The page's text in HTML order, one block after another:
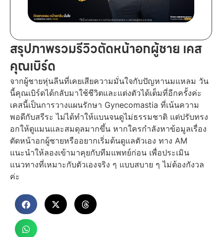
สรุปภาพรวมรีวิวตัดหน้าอกผู้ชาย เคส
คุณเบิร์ด
จากผู้ชายหุ่นลีนที่เคยเสียความมั่นใจกับปัญหานมแหลม วัน
นี้คุณเบิร์ดได้กลับมาใช้ชีวิตและแต่งตัวได้เต็มที่อีกครั้งค่ะ
เคสนี้เป็นการวางแผนรักษา Gynecomastia ที่เน้นความ
พอดีกับสรีระ ไม่ได้ทำให้แบนจนดูไม่ธรรมชาติ แต่ปรับทรง
อกให้ดูแมนและสมดุลมากขึ้น หากใครกำลังหาข้อมูลเรื่อง
ตัดหน้าอกผู้ชายหรืออยากเริ่มต้นดูแลตัวเอง ทาง AM
แนะนำให้ลองเข้ามาคุยกับทีมแพทย์ก่อน เพื่อประเมิน
แนวทางที่เหมาะกับตัวเองจริง ๆ แบบสบาย ๆ ไม่ต้องกังวล
ค่ะ